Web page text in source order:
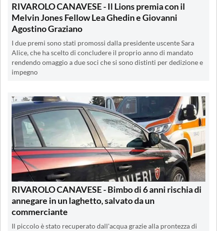
RIVAROLO CANAVESE - Il Lions premia con il
Melvin Jones Fellow Lea Ghedin e Giovanni
Agostino Graziano
I due premi sono stati promossi dalla presidente uscente Sara
Alice, che ha scelto di concludere il proprio anno di mandato
rendendo omaggio a due soci che si sono distinti per dedizione e
impegno
RIVAROLO CANAVESE - Bimbo di 6 anni rischia di
annegare in un laghetto, salvato da un
commerciante
Il piccolo è stato recuperato dall'acqua grazie alla prontezza di